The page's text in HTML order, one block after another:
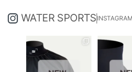
WATER SPORTS INSTAGRAM